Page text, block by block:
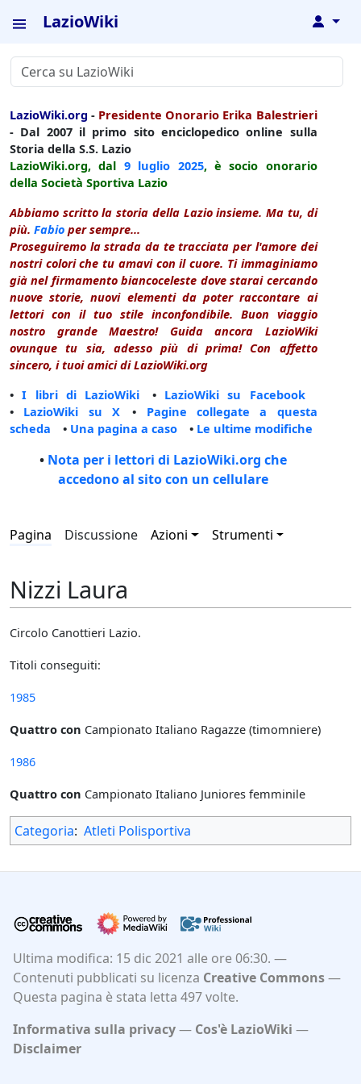
LazioWiki ↓
LazioWiki.org - Presidente Onorario Erika Balestrieri
- Dal 2007 il primo sito enciclopedico online sulla
Storia della S.S. Lazio
LazioWiki.org, dal 9 luglio 2025, è socio onorario
della Società Sportiva Lazio
Abbiamo scritto la storia della Lazio insieme. Ma tu, di
più. Fabio per sempre...
Proseguiremo la strada da te tracciata per l'amore dei
nostri colori che tu amavi con il cuore. Ti immaginiamo
già nel firmamento biancoceleste dove starai cercando
nuove storie, nuovi elementi da poter raccontare ai
lettori con il tuo stile inconfondibile. Buon viaggio
nostro grande Maestro! Guida ancora LazioWiki
ovunque tu sia, adesso più di prima! Con affetto
sincero, i tuoi amici di LazioWiki.org
•I libri di LazioWiki • LazioWiki su Facebook
• LazioWiki su X • Pagine collegate a questa
scheda • Una pagina a caso • Le ultime modifiche
• Nota per i lettori di LazioWiki.org che
accedono al sito con un cellulare
Pagina Discussione Azioni Strumenti
Nizzi Laura
Circolo Canottieri Lazio.
Titoli conseguiti:
1985
Quattro con Campionato Italiano Ragazze (timomniere)
1986
Quattro con Campionato Italiano Juniores femminile
Categoria: Atleti Polisportiva
Ultima modifica: 15 dic 2021 alle ore 06:30.
Contenuti pubblicati su licenza Creative Commons
Questa pagina è stata letta 497 volte.
Informativa sulla privacy
Cos'è LazioWiki
Disclaimer